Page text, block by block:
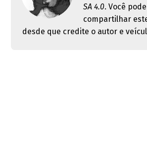
SA 4.0. Você
compartilhar
desde que credite o autor e